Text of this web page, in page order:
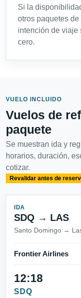
Si la
otros paquetes
intención de viaje
cero.
VUELO INCLUIDO
Vuelos de
paquete
Se muestran ida y
horarios, duración,
cotizar.
Revalidar antes de
IDA
SDQ → LAS
Santo Domingo →
Frontier Airlines
12:18
SDQ